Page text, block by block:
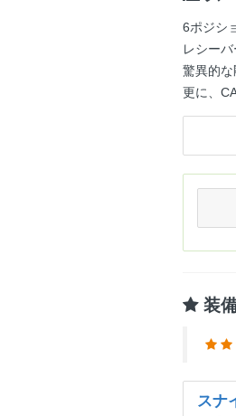
6ポジシ
レシー
驚異的
更に、
装
スナ